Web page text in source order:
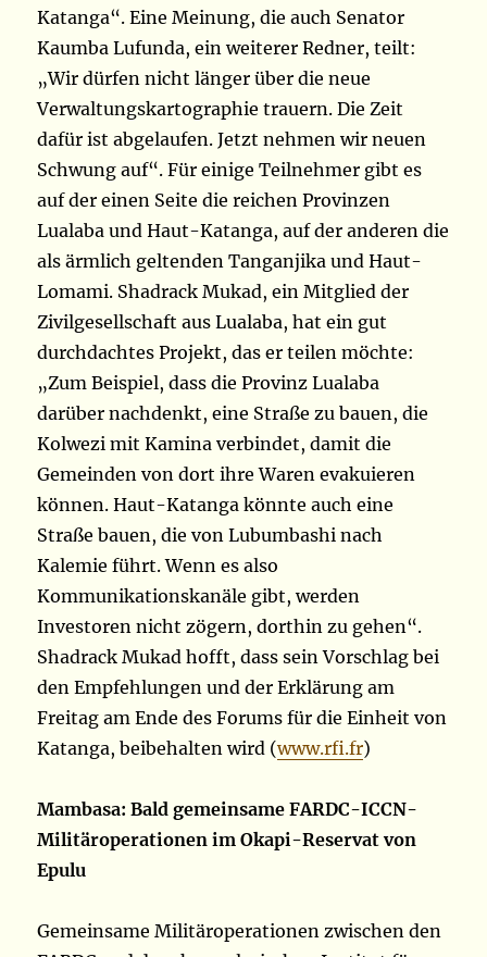
Katanga“. Eine Meinung, die auch Senator
Kaumba Lufunda, ein weiterer Redner, teilt:
„Wir dürfen nicht länger über die neue
Verwaltungskartographie trauern. Die Zeit
dafür ist abgelaufen. Jetzt nehmen wir neuen
Schwung auf“. Für einige Teilnehmer gibt es
auf der einen Seite die reichen Provinzen
Lualaba und Haut-Katanga, auf der anderen die
als ärmlich geltenden Tanganjika und Haut-
Lomami. Shadrack Mukad, ein Mitglied der
Zivilgesellschaft aus Lualaba, hat ein gut
durchdachtes Projekt, das er teilen möchte:
„Zum Beispiel, dass die Provinz Lualaba
darüber nachdenkt, eine Straße zu bauen, die
Kolwezi mit Kamina verbindet, damit die
Gemeinden von dort ihre Waren evakuieren
können. Haut-Katanga könnte auch eine
Straße bauen, die von Lubumbashi nach
Kalemie führt. Wenn es also
Kommunikationskanäle gibt, werden
Investoren nicht zögern, dorthin zu gehen“.
Shadrack Mukad hofft, dass sein Vorschlag bei
den Empfehlungen und der Erklärung am
Freitag am Ende des Forums für die Einheit von
Katanga, beibehalten wird (www.rfi.fr)
Mambasa: Bald gemeinsame FARDC-ICCN-
Militäroperationen im Okapi-Reservat von
Epulu
Gemeinsame Militäroperationen zwischen den